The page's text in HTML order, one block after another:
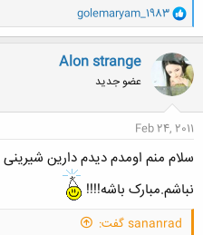
و
ا
ک
ن
ش
ه
ا
golemaryam_1983
Alon strange
عضو جدید
Feb 24, 2011
سلام منم اومدم دیدم دارین
نباشم.مبارک باشه!!!!
sananrad گفت: